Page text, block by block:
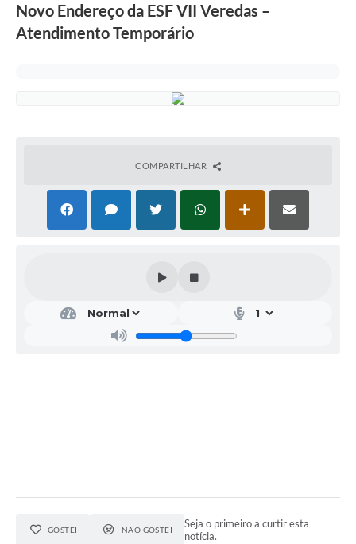
Novo Endereço da ESF VII Veredas –
Atendimento Temporário
COMPARTILHAR
GOSTEI NÃO GOSTEI
Seja o primeiro a curtir esta
notícia.